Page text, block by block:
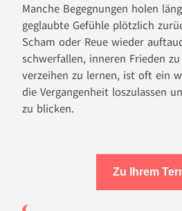
Manche Begegnungen holen
geglaubte Gefühle plötzlich
Scham oder Reue wieder
schwerfallen, inneren Frieden
verzeihen zu lernen, ist oft ein
die Vergangenheit loszulassen
zu blicken.
Zu Ihrem